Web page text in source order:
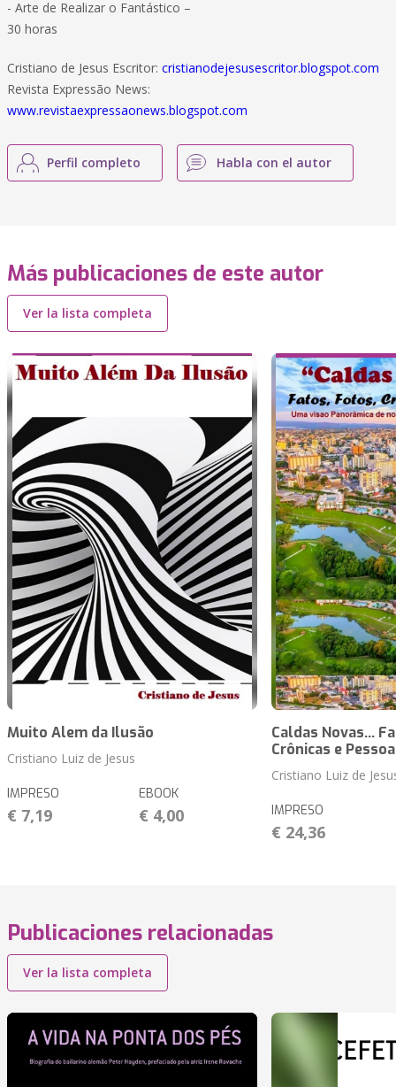
- Arte de Realizar o Fantástico –
30 horas
Cristiano de Jesus Escritor: cristianodejesusescritor.blogspot.com
Revista Expressão News:
www.revistaexpressaonews.blogspot.com
Perfil completo Habla con el autor
Más publicaciones de este autor
Ver la lista completa
Muito Alem da Ilusão
Cristiano Luiz de Jesus
IMPRESO
€ 7,19
EBOOK
€ 4,00
Caldas Novas...
Crônicas e
Cristiano Luiz de
IMPRESO
€ 24,36
Publicaciones relacionadas
Ver la lista completa